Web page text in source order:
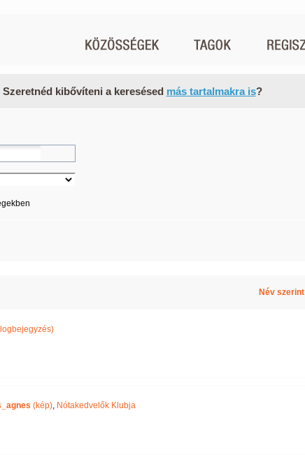
kibővíteni a keresésed más tartalmakra is?
Név szerint
(kép), Nótakedvelők Klubja